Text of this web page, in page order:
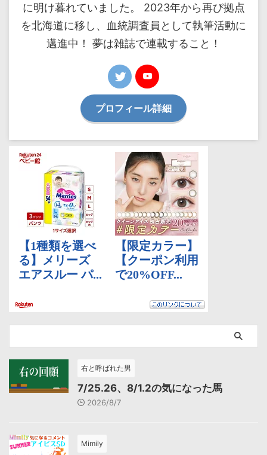
に明け暮れていました。 2023年から再び拠点
を北海道に移し、血統調査員として執筆活動に
邁進中！ 夢は雑誌で連載すること！
プロフィール詳細
右と呼ばれた男
7/25.26、8/1.2の気になった馬
2026/8/7
Mimily